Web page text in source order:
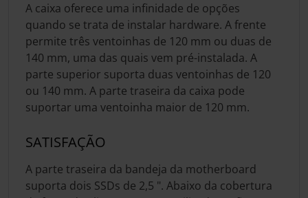
A caixa oferece uma infinidade de opções
quando se trata de instalar hardware. A frente
permite três ventoinhas de 120 mm ou duas de
140 mm, uma das quais vem pré-instalada. A
parte superior suporta duas ventoinhas de 120
ou 140 mm. A parte traseira da caixa pode
suportar uma ventoinha maior de 120 mm.
SATISFAÇÃO
A parte traseira da bandeja da motherboard
suporta dois SSDs de 2,5 ". Abaixo da cobertura